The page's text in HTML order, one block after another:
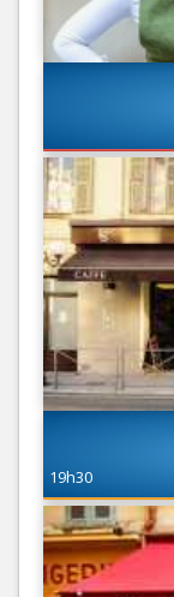
19h30